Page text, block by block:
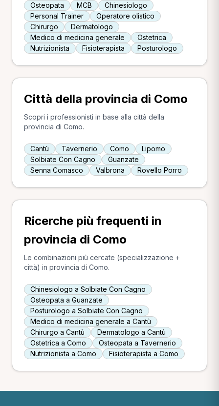
Osteopata MCB
Chinesiologo
Personal Trainer
Operatore olistico
Chirurgo
Dermatologo
Medico di medicina generale
Ostetrica
Nutrizionista
Fisioterapista Posturologo
Città della provincia di Como
Scopri i professionisti in base alla città della
provincia di Como.
Cantù Tavernerio Como
Lipomo
Solbiate Con Cagno
Guanzate
Senna Comasco
Valbrona Rovello Porro
Ricerche più frequenti in
provincia di Como
Le combinazioni più cercate (specializzazione +
città) in provincia di Como.
Chinesiologo a Solbiate Con Cagno
Osteopata a Guanzate
Posturologo a Solbiate Con Cagno
Medico di medicina generale a Cantù
Chirurgo a Cantù
Dermatologo a Cantù
Ostetrica a Como
Osteopata a Tavernerio
Nutrizionista a Como
Fisioterapista a Como